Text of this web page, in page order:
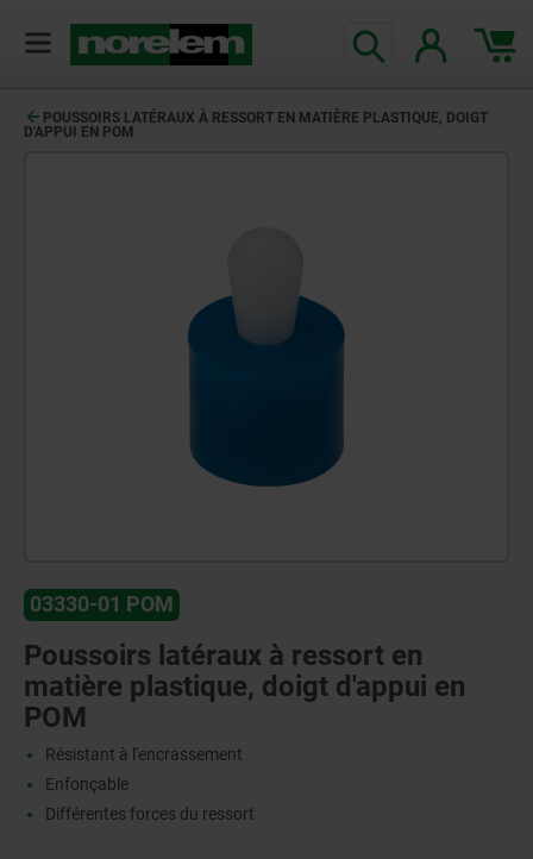
POUSSOIRS LATÉRAUX À RESSORT EN MATIÈRE PLASTIQUE, DOIGT
D'APPUI EN POM
03330-01 POM
Poussoirs latéraux à ressort en
matière plastique, doigt d'appui en
POM
Résistant à l'encrassement
Enfonçable
Différentes forces du ressort